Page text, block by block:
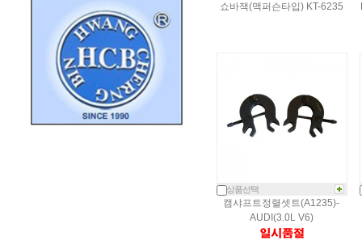
쇼바잭(맥퍼슨타입) KT-6235
상품선택
캠샤프트정렬셋트(A1235)-
AUDI(3.0L V6)